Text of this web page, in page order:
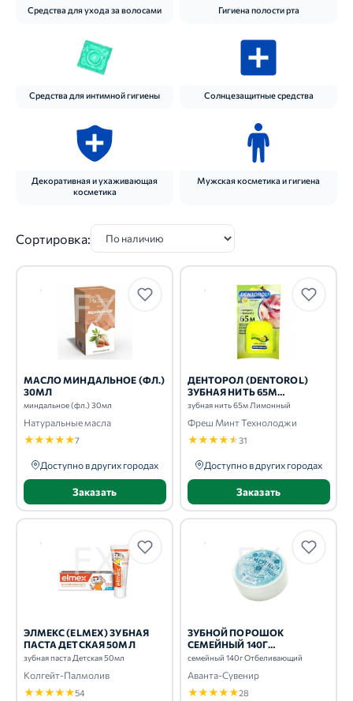
Средства для ухода за волосами Гигиена полости рта
Средства для интимной гигиены Солнцезащитные средства
Декоративная и ухаживающая
косметика
Мужская косметика и гигиена
Сортировка:
МАСЛО МИНДАЛЬНОЕ (ФЛ.)
30МЛ
миндальное (фл.) 30мл
Натуральные масла
★★★★★7
Доступно в других городах
Заказать
ДЕНТОРОЛ (DENTOROL)
ЗУБНАЯ НИТЬ 65М
ЛИМОННЫЙ
зубная нить 65м Лимонный
Фреш Минт Технолоджи
★★★★★31
Доступно в других городах
Заказать
ЭЛМЕКС (ELMEX) ЗУБНАЯ
ПАСТА ДЕТСКАЯ 50МЛ
зубная паста Детская 50мл
Колгейт-Палмолив
★★★★★54
ЗУБНОЙ ПОРОШОК
СЕМЕЙНЫЙ 140Г
ОТБЕЛИВАЮЩИЙ
семейный 140г Отбеливающий
Аванта-Сувенир
★★★★★28